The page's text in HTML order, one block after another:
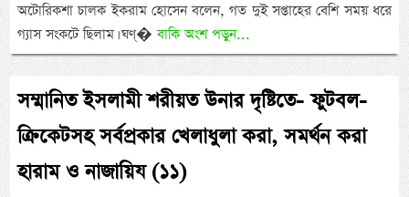
অটোরিকশা চালক ইকরাম হোসেন বলেন, গত দুই সপ্তাহের বেশি সময় ধরে
গ্যাস সংকটে ছিলাম। ঘণ্�বাকি অংশ পড়ুন...
সম্মানিত ইসলামী শরীয়ত উনার দৃষ্টিতে- ফুটবল-
ক্রিকেটসহ সর্বপ্রকার খেলাধুলা করা, সমর্থন করা
হারাম ও নাজায়িয (১১)